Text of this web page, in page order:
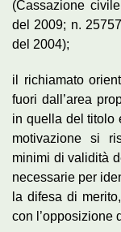
(Cassazione
del 2009; n.
del 2004);
il richiamato
fuori dall’area
in quella del titolo
motivazione si
minimi di validità
necessarie per
la difesa di
con l’opposizione